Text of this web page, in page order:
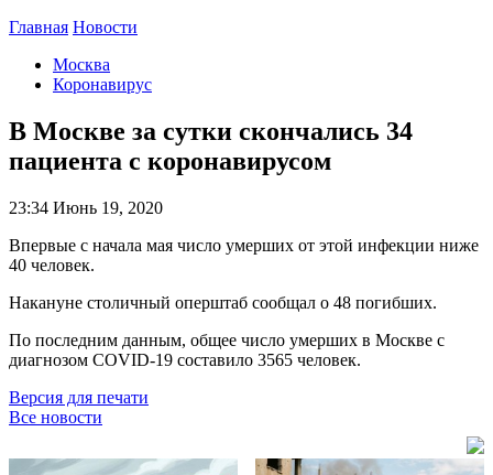
Главная Новости
Москва
Коронавирус
В Москве за сутки скончались 34
пациента с коронавирусом
23:34 Июнь 19, 2020
Впервые с начала мая число умерших от этой инфекции ниже
40 человек.
Накануне столичный оперштаб сообщал о 48 погибших.
По последним данным, общее число умерших в Москве с
диагнозом COVID-19 составило 3565 человек.
Версия для печати
Все новости